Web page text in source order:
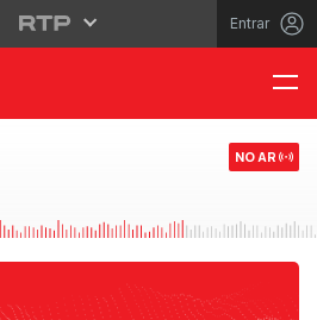
Entrar
NO AR